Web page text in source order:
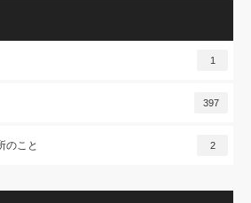
1
397
のこと 2